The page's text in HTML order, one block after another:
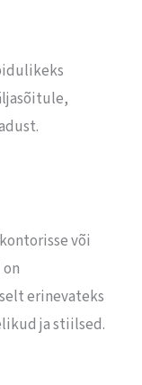
või
erinevateks
ja stiilsed.